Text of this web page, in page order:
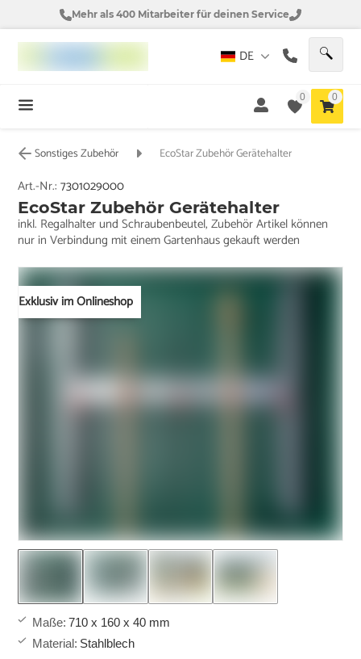
Mehr als 400 Mitarbeiter für deinen Service
DE
0 0
Sonstiges Zubehör EcoStar Zubehör Gerätehalter
Exklusiv im Onlineshop
Art.-Nr.:7301029000
EcoStar Zubehör Gerätehalter
inkl. Regalhalter und Schraubenbeutel, Zubehör Artikel können
nur in Verbindung mit einem Gartenhaus gekauft werden
Maße: 710 x 160 x 40 mm
Material: Stahlblech